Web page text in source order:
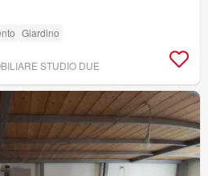
Giardino
STUDIO DUE